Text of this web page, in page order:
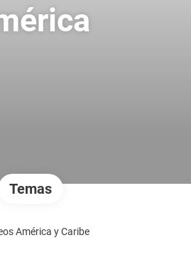
Temas
América y Caribe